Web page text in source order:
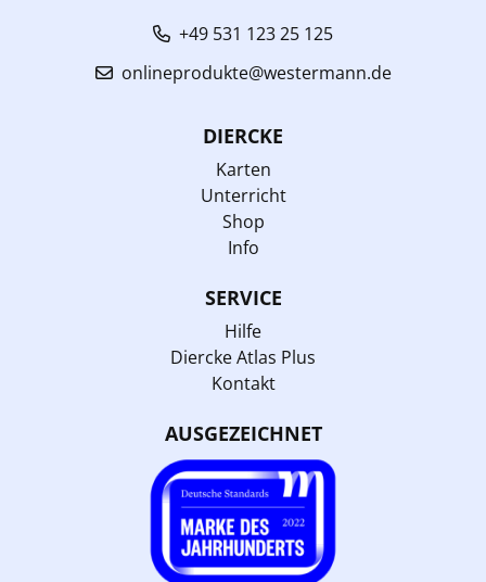
+49 531 123 25 125
onlineprodukte@westermann.de
DIERCKE
Karten
Unterricht
Shop
Info
SERVICE
Hilfe
Diercke Atlas Plus
Kontakt
AUSGEZEICHNET